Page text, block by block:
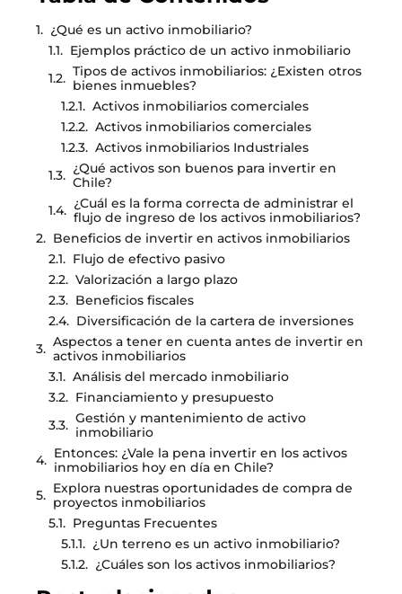
¿Qué es un activo inmobiliario?
Ejemplos práctico de un activo inmobiliario
Tipos de activos inmobiliarios: ¿Existen otros
bienes inmuebles?
Activos inmobiliarios comerciales
Activos inmobiliarios comerciales
Activos inmobiliarios Industriales
¿Qué activos son buenos para invertir en
Chile?
¿Cuál es la forma correcta de administrar el
flujo de ingreso de los activos inmobiliarios?
Beneficios de invertir en activos inmobiliarios
Flujo de efectivo pasivo
Valorización a largo plazo
Beneficios fiscales
Diversificación de la cartera de inversiones
Aspectos a tener en cuenta antes de invertir en
activos inmobiliarios
Análisis del mercado inmobiliario
Financiamiento y presupuesto
Gestión y mantenimiento de activo
inmobiliario
Entonces: ¿Vale la pena invertir en los activos
inmobiliarios hoy en día en Chile?
Explora nuestras oportunidades de compra de
proyectos inmobiliarios
Preguntas Frecuentes
¿Un terreno es un activo inmobiliario?
¿Cuáles son los activos inmobiliarios?